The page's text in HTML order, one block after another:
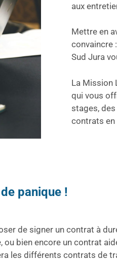
aux
Mettre en
convaincre
Sud Jura
La Mission
qui vous
stages,
contrats en
panique !
de signer un contrat à
bien encore un contrat
les différents contrats de